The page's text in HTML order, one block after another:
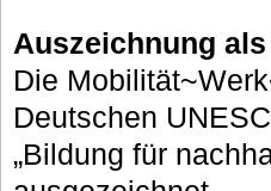
Auszeichnung
Die
Deutschen
„Bildung für